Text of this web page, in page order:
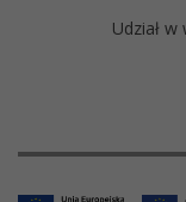
Udział